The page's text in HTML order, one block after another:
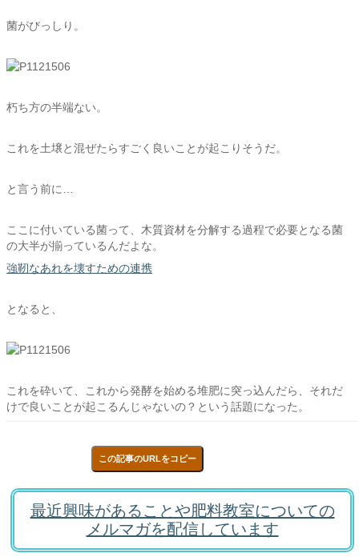
菌がびっしり。
朽ち方の半端ない。
これを土壌と混ぜたらすごく良いことが起こりそうだ。
と言う前に…
ここに付いている菌って、木質資材を分解する過程で必要となる菌
の大半が揃っているんだよな。
強靭なあれを壊すための連携
となると、
これを砕いて、これから発酵を始める堆肥に突っ込んだら、それだ
けで良いことが起こるんじゃないの？という話題になった。
この記事のURLをコピー
最近興味があることや肥料教室についての
メルマガを配信しています